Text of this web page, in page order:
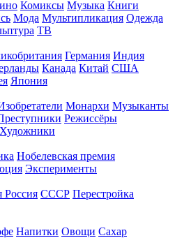
Комиксы Музыка Книги
Мода Мультипликация Одежда
ТВ
Германия Индия
Канада Китай США
Япония
Монархи Музыканты
Режиссёры
Художники
Нобелевская премия
Эксперименты
Россия СССР Перестройка
Напитки Овощи Сахар